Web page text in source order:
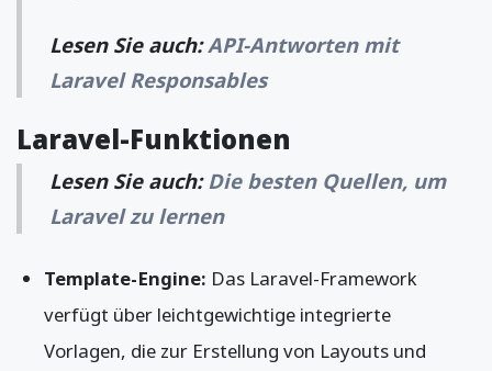
Lesen Sie auch:API-Antworten mit
Laravel Responsables
Laravel-Funktionen
Lesen Sie auch:Die besten Quellen, um
Laravel zu lernen
Template-Engine: Das Laravel-Framework
verfügt über leichtgewichtige integrierte
Vorlagen, die zur Erstellung von Layouts und